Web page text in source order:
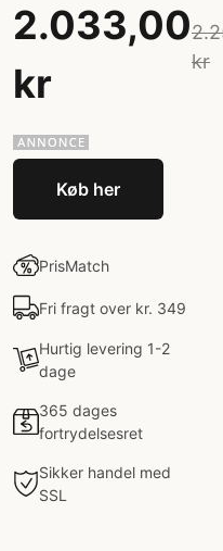
2.033,00
kr
kr
Køb her
PrisMatch
Fri fragt over kr. 349
Hurtig levering 1-2
dage
365 dages
fortrydelsesret
Sikker handel med
SSL